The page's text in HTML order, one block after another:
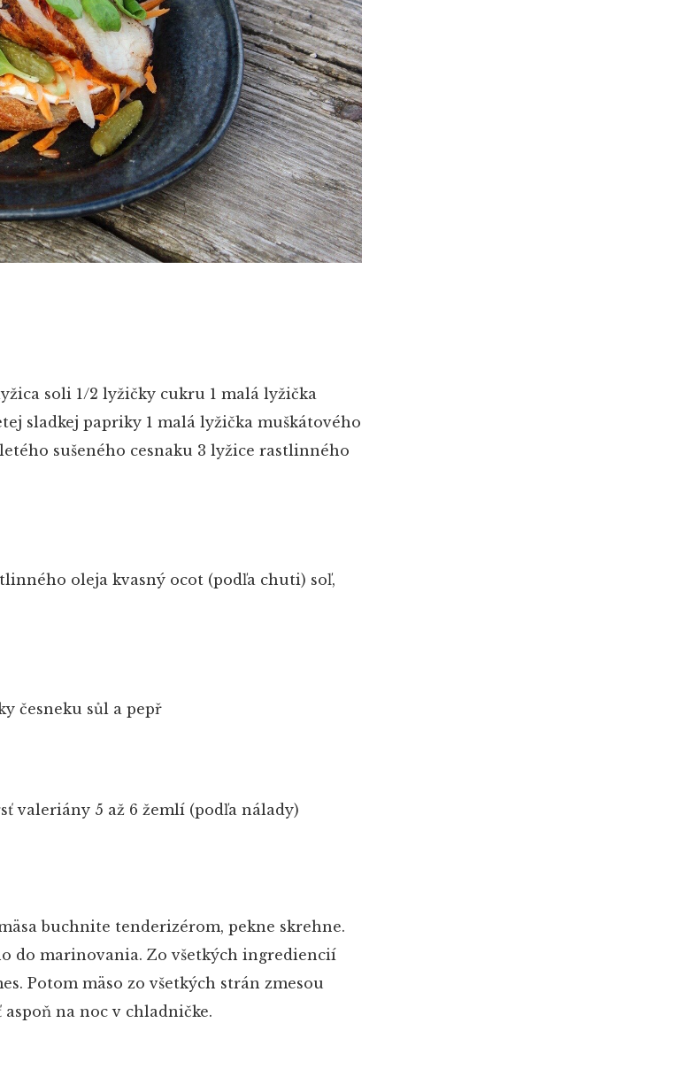
soli 1/2 lyžičky cukru 1 malá lyžička
sladkej papriky 1 malá lyžička muškátového
sušeného cesnaku 3 lyžice rastlinného
oleja kvasný ocot (podľa chuti) soľ,
česneku sůl a pepř
valeriány 5 až 6 žemlí (podľa nálady)
buchnite tenderizérom, pekne skrehne.
do marinovania. Zo všetkých ingrediencií
Potom mäso zo všetkých strán zmesou
na noc v chladničke.